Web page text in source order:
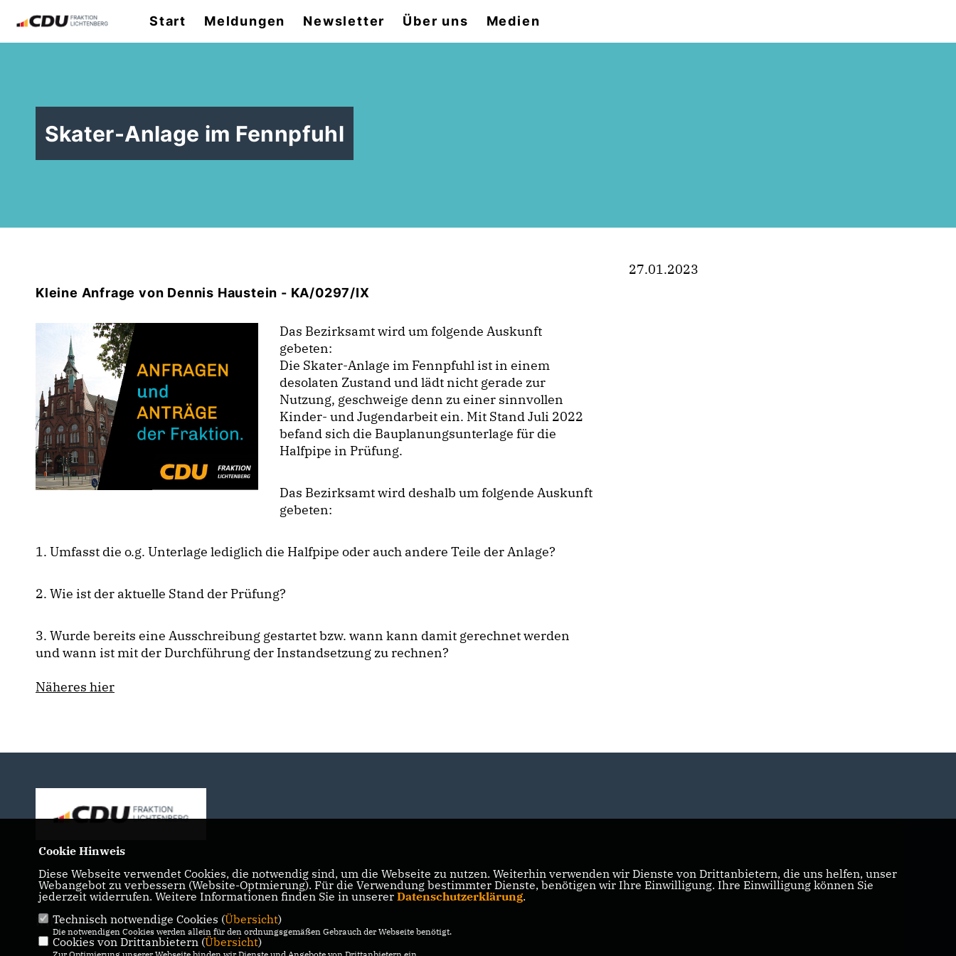
Start Meldungen Newsletter Über uns Medien
Skater-Anlage im Fennpfuhl
Kleine Anfrage von Dennis Haustein - KA/0297/IX
Das Bezirksamt wird um folgende Auskunft
gebeten:
Die Skater-Anlage im Fennpfuhl ist in einem
desolaten Zustand und lädt nicht gerade zur
Nutzung, geschweige denn zu einer sinnvollen
Kinder- und Jugendarbeit ein. Mit Stand Juli 2022
befand sich die Bauplanungsunterlage für die
Halfpipe in Prüfung.
Das Bezirksamt wird deshalb um folgende Auskunft
gebeten:
1. Umfasst die o.g. Unterlage lediglich die Halfpipe oder auch andere Teile der Anlage?
2. Wie ist der aktuelle Stand der Prüfung?
3. Wurde bereits eine Ausschreibung gestartet bzw. wann kann damit gerechnet werden
und wann ist mit der Durchführung der Instandsetzung zu rechnen?
Näheres hier
27.01.2023
IMPRESSUM DATENSCHUTZ KONTAKT
Cookie Hinweis
Diese Webseite verwendet Cookies, die notwendig sind, um die Webseite zu nutzen. Weiterhin verwenden wir Dienste von Drittanbietern, die uns helfen, unser
Webangebot zu verbessern (Website-Optmierung). Für die Verwendung bestimmter Dienste, benötigen wir Ihre Einwilligung. Ihre Einwilligung können Sie
jederzeit widerrufen. Weitere Informationen finden Sie in unserer Datenschutzerklärung.
Technisch notwendige Cookies (Übersicht)
Die notwendigen Cookies werden allein für den ordnungsgemäßen Gebrauch der Webseite benötigt.
Cookies von Drittanbietern (Übersicht)